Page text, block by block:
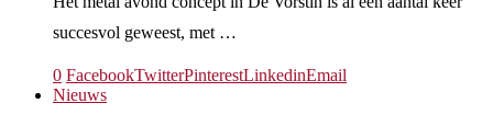
succesvol geweest, met …
0 FacebookTwitterPinterestLinkedinEmail
Nieuws